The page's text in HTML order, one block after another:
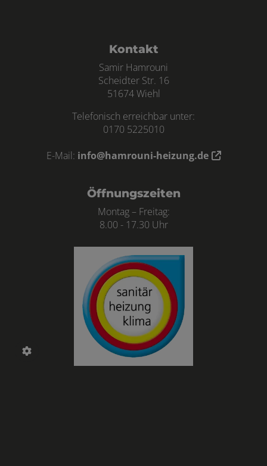
Kontakt
Samir Hamrouni
Scheidter Str. 16
51674 Wiehl
Telefonisch erreichbar unter:
0170 5225010
E-Mail: info@hamrouni-heizung.de
Öffnungszeiten
Montag – Freitag:
8.00 - 17.30 Uhr